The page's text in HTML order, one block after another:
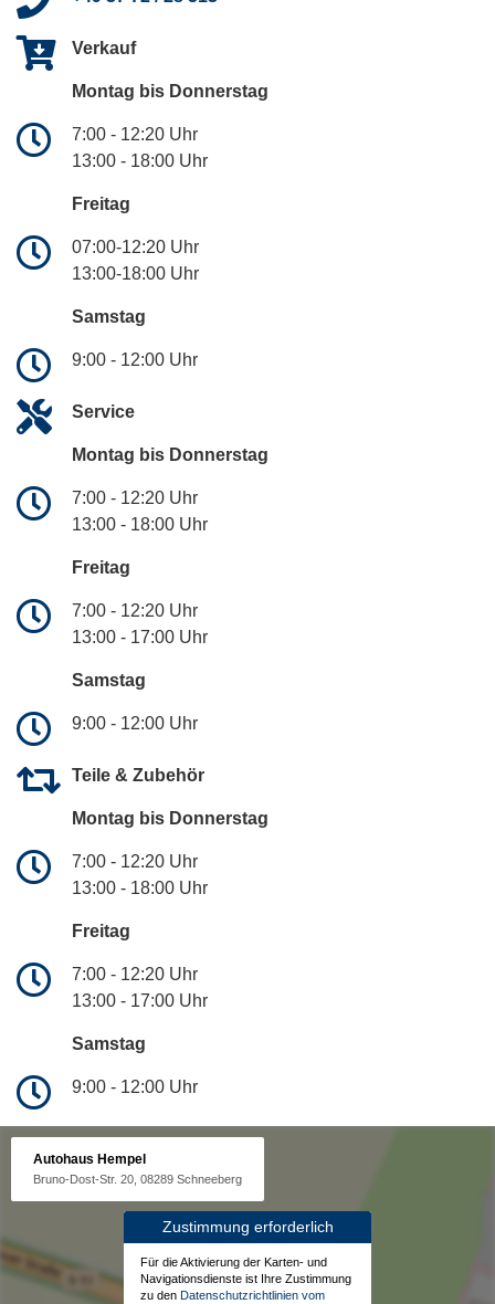
Verkauf
Montag bis Donnerstag
7:00 - 12:20 Uhr
13:00 - 18:00 Uhr
Freitag
07:00-12:20 Uhr
13:00-18:00 Uhr
Samstag
9:00 - 12:00 Uhr
Service
Montag bis Donnerstag
7:00 - 12:20 Uhr
13:00 - 18:00 Uhr
Freitag
7:00 - 12:20 Uhr
13:00 - 17:00 Uhr
Samstag
9:00 - 12:00 Uhr
Teile & Zubehör
Montag bis Donnerstag
7:00 - 12:20 Uhr
13:00 - 18:00 Uhr
Freitag
7:00 - 12:20 Uhr
13:00 - 17:00 Uhr
Samstag
9:00 - 12:00 Uhr
Autohaus Hempel
Bruno-Dost-Str. 20, 08289 Schneeberg
Zustimmung erforderlich
Für die Aktivierung der Karten- und
Navigationsdienste ist Ihre Zustimmung
zu den Datenschutzrichtlinien vom